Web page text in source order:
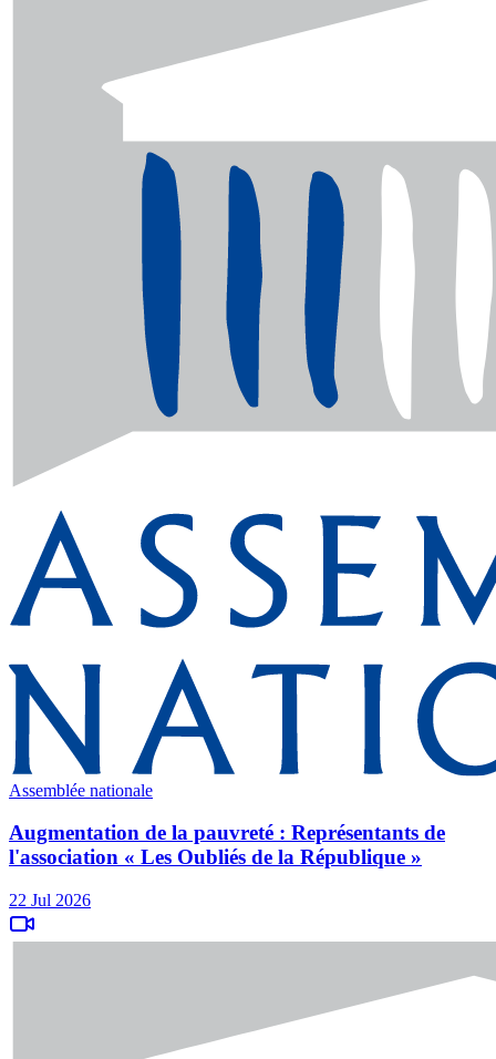
Assemblée nationale
Augmentation de la pauvreté : Représentants de
l'association « Les Oubliés de la République »
22 Jul 2026